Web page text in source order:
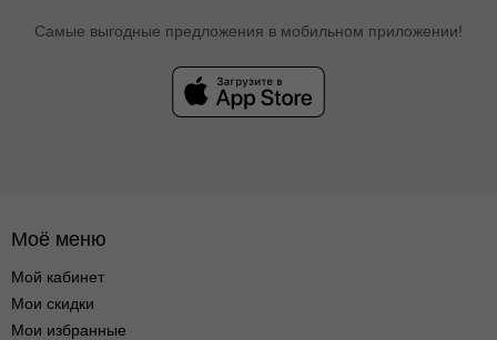
Самые выгодные предложения в мобильном приложении!
Моё меню
Мой кабинет
Мои скидки
Мои избранные